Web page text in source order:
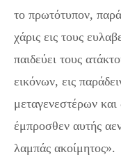
το πρωτότυπον,
χάρις εις τους
παιδεύει τους
εικόνων, εις
μεταγενεστέρων
έμπροσθεν αυτής
λαμπάς ακοίμητος».